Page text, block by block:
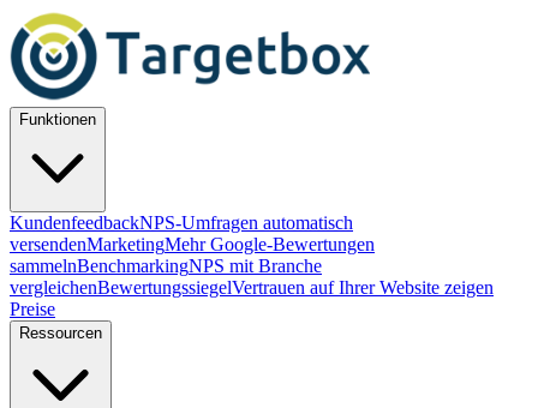
Funktionen
KundenfeedbackNPS-Umfragen automatisch
versendenMarketingMehr Google-Bewertungen
sammelnBenchmarkingNPS mit Branche
vergleichenBewertungssiegelVertrauen auf Ihrer Website zeigen
Preise
Ressourcen